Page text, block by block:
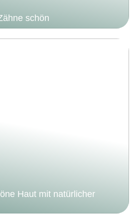
schön
Haut mit natürlicher